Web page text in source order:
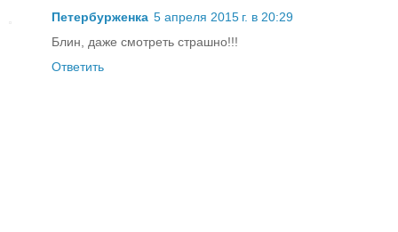
Петербурженка 5 апреля 2015 г. в 20:29
Блин, даже смотреть страшно!!!
Ответить